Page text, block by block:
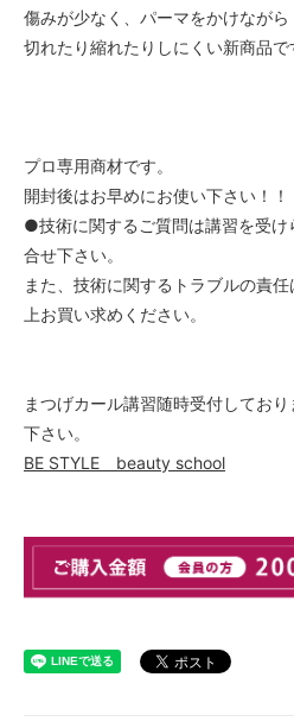
傷みが少なく、パーマをかけながら
切れたり縮れたりしにくい新商品で
プロ専用商材です。
開封後はお早めにお使い下さい！！
●技術に関するご質問は講習を受け
合せ下さい。
また、技術に関するトラブルの責
上お買い求めください。
まつげカール講習随時受付してお
下さい。
BE STYLE beauty school